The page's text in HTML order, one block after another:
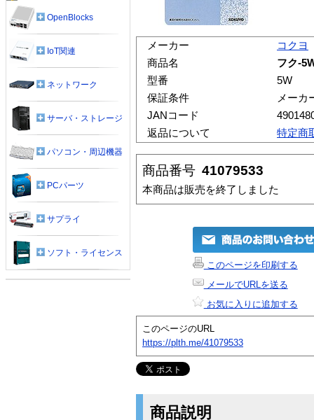
メーカー
コクヨ
商品名
フク-
型番
5W
保証条件
メーカ
JANコード
返品について
特定商
商品番号 41079533
本商品は販売を終了しました
このページを印刷する
メールでURLを送る
お気に入りに追加する
このページのURL
https://plth.me/41079533
商品説明
OpenBlocks
IoT関連
ネットワーク
サーバ・ストレージ
パソコン・周辺機器
PCパーツ
サプライ
ソフト・ライセンス